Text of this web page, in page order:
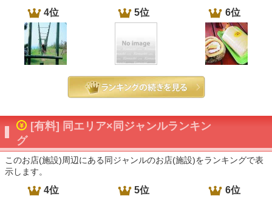
4位 5位 6位
[有料] 同エリア×同ジャンルランキン
グ
このお店(施設)周辺にある同ジャンルのお店(施設)をランキングで表
示します。
4位 5位 6位